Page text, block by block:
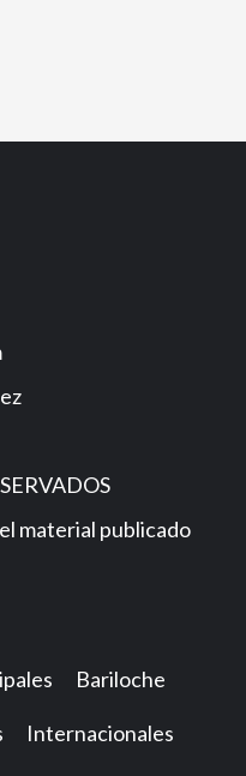
material publicado
Bariloche
Internacionales